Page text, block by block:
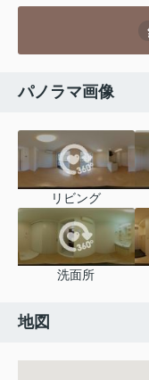
パノラマ画像
リビング
洗面所
地図